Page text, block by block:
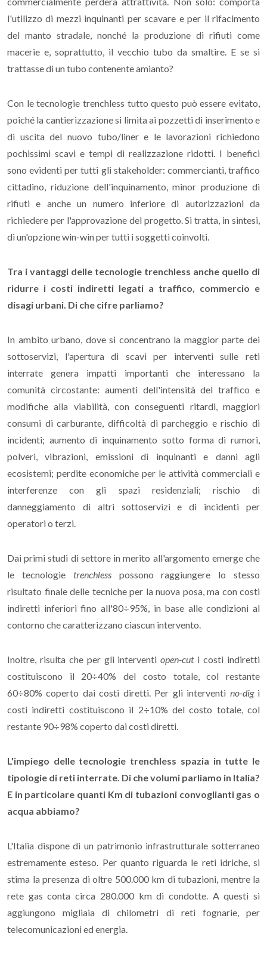
l'utilizzo di mezzi inquinanti per scavare e per il rifacimento
del manto stradale, nonché la produzione di rifiuti come
macerie e, soprattutto, il vecchio tubo da smaltire. E se si
trattasse di un tubo contenente amianto?
Con le tecnologie trenchless tutto questo può essere evitato,
poiché la cantierizzazione si limita ai pozzetti di inserimento e
di uscita del nuovo tubo/liner e le lavorazioni richiedono
pochissimi scavi e tempi di realizzazione ridotti. I benefici
sono evidenti per tutti gli stakeholder: commercianti, traffico
cittadino, riduzione dell'inquinamento, minor produzione di
rifiuti e anche un numero inferiore di autorizzazioni da
richiedere per l'approvazione del progetto. Si tratta, in sintesi,
di un'opzione win-win per tutti i soggetti coinvolti.
Tra i vantaggi delle tecnologie trenchless anche quello di
ridurre i costi indiretti legati a traffico, commercio e
disagi urbani. Di che cifre parliamo?
In ambito urbano, dove si concentrano la maggior parte dei
sottoservizi, l'apertura di scavi per interventi sulle reti
interrate genera impatti importanti che interessano la
comunità circostante: aumenti dell'intensità del traffico e
modifiche alla viabilità, con conseguenti ritardi, maggiori
consumi di carburante, difficoltà di parcheggio e rischio di
incidenti; aumento di inquinamento sotto forma di rumori,
polveri, vibrazioni, emissioni di inquinanti e danni agli
ecosistemi; perdite economiche per le attività commerciali e
interferenze con gli spazi residenziali; rischio di
danneggiamento di altri sottoservizi e di incidenti per
operatori o terzi.
Dai primi studi di settore in merito all'argomento emerge che
le tecnologie trenchlesspossono raggiungere lo stesso
risultato finale delle tecniche per la nuova posa, ma con costi
indiretti inferiori fino all'80÷95%, in base alle condizioni al
contorno che caratterizzano ciascun intervento.
Inoltre, risulta che per gli interventiopen-cuti costi indiretti
costituiscono il 20÷40% del costo totale, col restante
60÷80% coperto dai costi diretti. Per gli interventi no-digi
costi indiretti costituiscono il 2÷10% del costo totale, col
restante 90÷98% coperto dai costi diretti.
L'impiego delle tecnologie trenchless spazia in tutte le
tipologie di reti interrate. Di che volumi parliamo in Italia?
E in particolare quanti Km di tubazioni convoglianti gas o
acqua abbiamo?
L'Italia dispone di un patrimonio infrastrutturale sotterraneo
estremamente esteso. Per quanto riguarda le reti idriche, si
stima la presenza di oltre 500.000 km di tubazioni, mentre la
rete gas conta circa 280.000 km di condotte. A questi si
aggiungono migliaia di chilometri di reti fognarie, per
telecomunicazioni ed energia.